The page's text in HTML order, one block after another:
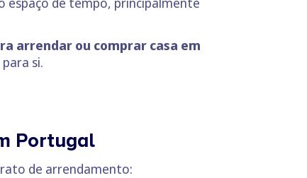
arrendar ou comprar casa em
si.
Portugal
de arrendamento: